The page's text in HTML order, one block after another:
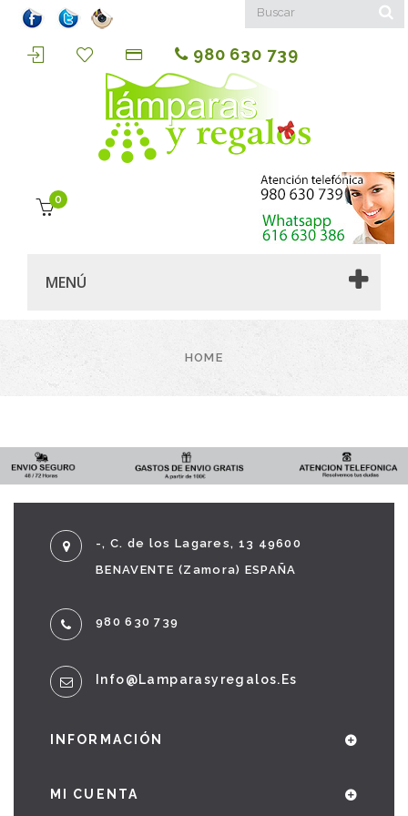
980 630 739
0
MENÚ
HOME
-, C. de los Lagares, 13 49600
BENAVENTE (Zamora) ESPAÑA
980 630 739
Info@lamparasyregalos.es
INFORMACIÓN
MI CUENTA